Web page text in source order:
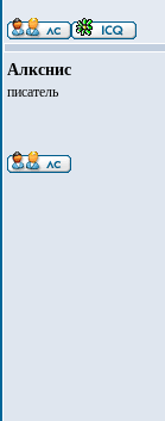
Алкснис
писатель